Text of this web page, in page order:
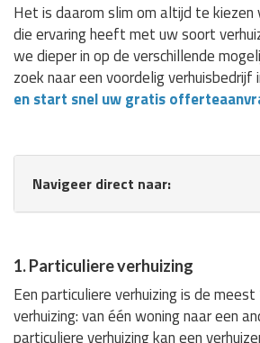
Het is daarom slim om altijd te kiezen
die ervaring heeft met uw soort
we dieper in op de verschillende
zoek naar een voordelig verhuisbedrijf
en start snel uw gratis
Navigeer direct naar:
1. Particuliere verhuizing
Een particuliere verhuizing is de meest
verhuizing: van één woning naar een
particuliere verhuizing kan een